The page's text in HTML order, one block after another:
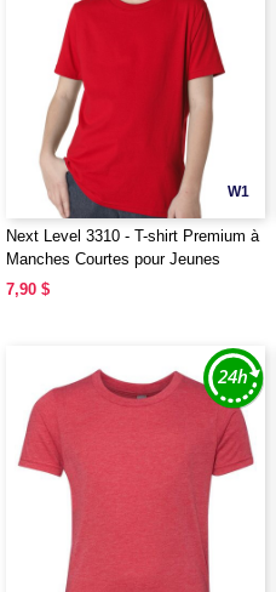
W1
Next Level 3310 - T-shirt Premium à
Manches Courtes pour Jeunes
7,90 $